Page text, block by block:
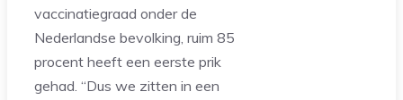
vaccinatiegraad onder de
Nederlandse bevolking, ruim 85
procent heeft een eerste prik
gehad. “Dus we zitten in een